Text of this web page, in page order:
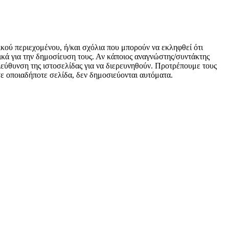
περιεχομένου, ή/και σχόλια που μπορούν να εκληφθεί ότι
για την δημοσίευση τους. Αν κάποιος αναγνώστης/συντάκτης
της ιστοσελίδας για να διερευνηθούν. Προτρέπουμε τους
σελίδα, δεν δημοσιεύονται αυτόματα.